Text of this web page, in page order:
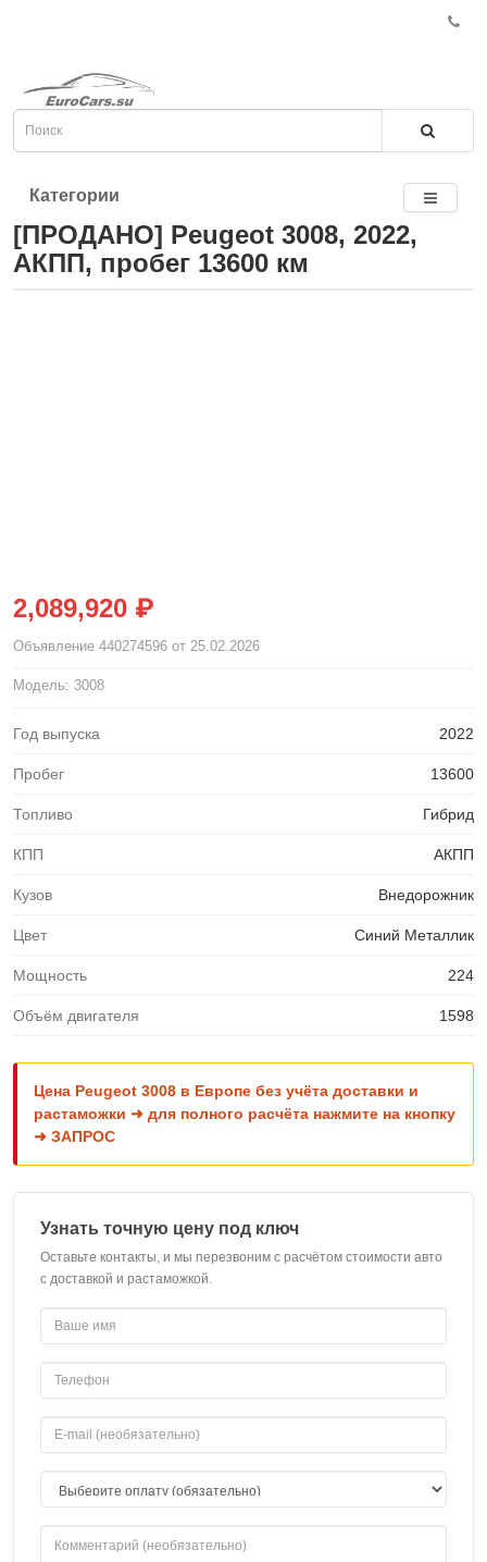
Категории
[ПРОДАНО] Peugeot 3008, 2022,
АКПП, пробег 13600 км
2,089,920 ₽
Объявление 440274596 от 25.02.2026
Модель: 3008
Год выпуска 2022
Пробег 13600
Топливо Гибрид
КПП АКПП
Кузов Внедорожник
Цвет Синий Металлик
Мощность 224
Объём двигателя 1598
Цена Peugeot 3008 в Европе без учёта доставки и
растаможки ➜ для полного расчёта нажмите на кнопку
➜ ЗАПРОС
Узнать точную цену под ключ
Оставьте контакты, и мы перезвоним с расчётом стоимости авто
с доставкой и растаможкой.